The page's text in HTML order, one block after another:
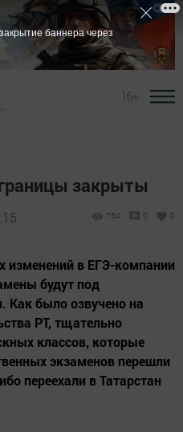
закрыты
754 0 0
изменений в ЕГЭ-компании
будут под
Как было озвучено на
РТ, тщательно
классов, которые
экзаменов перешли
переехали в Татарстан
баннера через